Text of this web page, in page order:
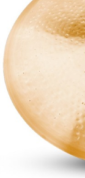
ドラム
管楽器
アンプ